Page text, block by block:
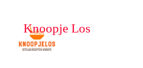
Knoopje Los